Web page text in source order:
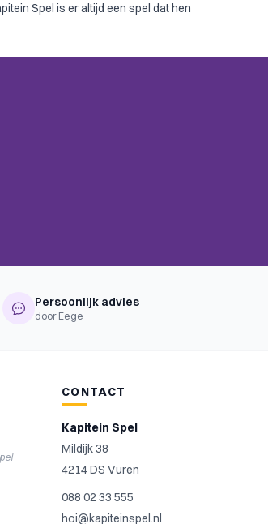
Spel is er altijd een spel dat hen
Persoonlijk advies
door Eege
CONTACT
Kapitein Spel
Mildijk 38
4214 DS Vuren
088 02 33 555
hoi@kapiteinspel.nl